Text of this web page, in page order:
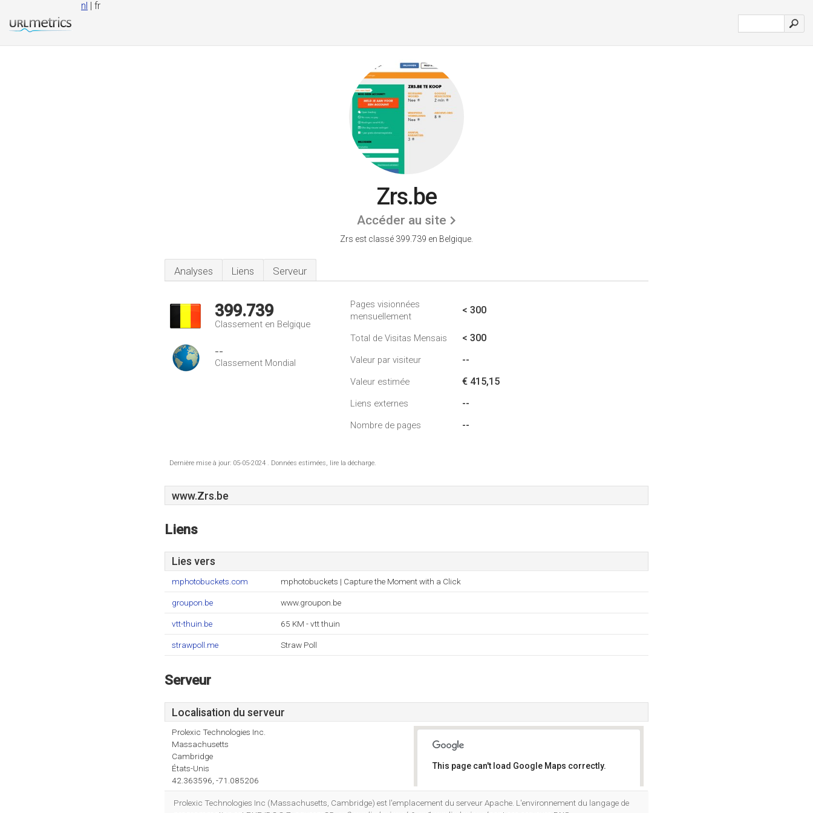
nl | fr
Zrs.be
Accéder au site
Zrs est classé 399.739 en Belgique.
Analyses Liens Serveur
399.739
Classement en Belgique
--
Classement Mondial
Pages visionnées
mensuellement
< 300
Total de Visitas Mensais < 300
Valeur par visiteur --
Valeur estimée € 415,15
Liens externes --
Nombre de pages --
Dernière mise à jour: 05-05-2024 . Données estimées, lire la décharge.
www.Zrs.be
Liens
Lies vers
mphotobuckets.com mphotobuckets | Capture the Moment with a Click
groupon.be www.groupon.be
vtt-thuin.be 65 KM - vtt thuin
strawpoll.me Straw Poll
Serveur
Localisation du serveur
Prolexic Technologies Inc.
Massachusetts
Cambridge
États-Unis
42.363596, -71.085206
This page can't load Google Maps correctly.
Prolexic Technologies Inc (Massachusetts, Cambridge) est l'emplacement du serveur Apache. L'environnement du langage de